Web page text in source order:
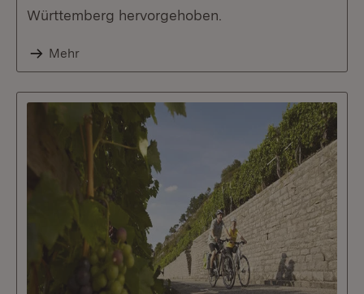
Württemberg hervorgehoben.
Mehr